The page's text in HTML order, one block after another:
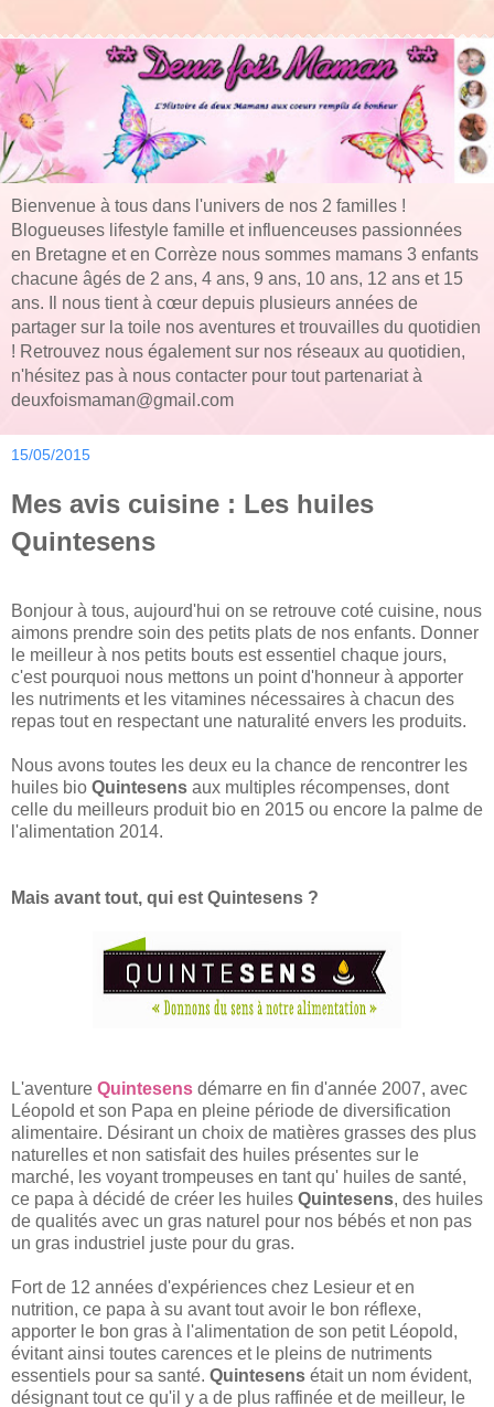
Bienvenue à tous dans l'univers de nos 2 familles !
Blogueuses lifestyle famille et influenceuses passionnées
en Bretagne et en Corrèze nous sommes mamans 3 enfants
chacune âgés de 2 ans, 4 ans, 9 ans, 10 ans, 12 ans et 15
ans. Il nous tient à cœur depuis plusieurs années de
partager sur la toile nos aventures et trouvailles du quotidien
! Retrouvez nous également sur nos réseaux au quotidien,
n'hésitez pas à nous contacter pour tout partenariat à
deuxfoismaman@gmail.com
15/05/2015
Mes avis cuisine : Les huiles
Quintesens
Bonjour à tous, aujourd'hui on se retrouve coté cuisine, nous
aimons prendre soin des petits plats de nos enfants. Donner
le meilleur à nos petits bouts est essentiel chaque jours,
c'est pourquoi nous mettons un point d'honneur à apporter
les nutriments et les vitamines nécessaires à chacun des
repas tout en respectant une naturalité envers les produits.
Nous avons toutes les deux eu la chance de rencontrer les
huiles bio Quintesens aux multiples récompenses, dont
celle du meilleurs produit bio en 2015 ou encore la palme de
l'alimentation 2014.
Mais avant tout, qui est Quintesens ?
L'aventure Quintesens démarre en fin d'année 2007, avec
Léopold et son Papa en pleine période de diversification
alimentaire. Désirant un choix de matières grasses des plus
naturelles et non satisfait des huiles présentes sur le
marché, les voyant trompeuses en tant qu' huiles de santé,
ce papa à décidé de créer les huiles Quintesens, des huiles
de qualités avec un gras naturel pour nos bébés et non pas
un gras industriel juste pour du gras.
Fort de 12 années d'expériences chez Lesieur et en
nutrition, ce papa à su avant tout avoir le bon réflexe,
apporter le bon gras à l'alimentation de son petit Léopold,
évitant ainsi toutes carences et le pleins de nutriments
essentiels pour sa santé. Quintesens était un nom évident,
désignant tout ce qu'il y a de plus raffinée et de meilleur, le